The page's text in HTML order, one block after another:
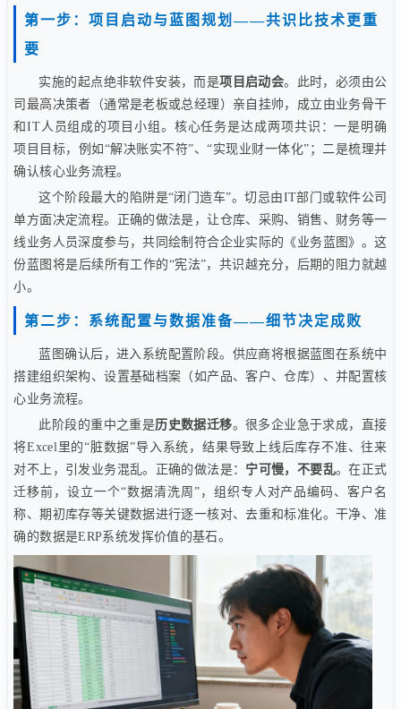
第一步：项目启动与蓝图规划——共识比技术更重
要
实施的起点绝非软件安装，而是项目启动会。此时，必须由公
司最高决策者（通常是老板或总经理）亲自挂帅，成立由业务骨干
和IT人员组成的项目小组。核心任务是达成两项共识：一是明确
项目目标，例如“解决账实不符”、“实现业财一体化”；二是梳理并
确认核心业务流程。
这个阶段最大的陷阱是“闭门造车”。切忌由IT部门或软件公司
单方面决定流程。正确的做法是，让仓库、采购、销售、财务等一
线业务人员深度参与，共同绘制符合企业实际的《业务蓝图》。这
份蓝图将是后续所有工作的“宪法”，共识越充分，后期的阻力就越
小。
第二步：系统配置与数据准备——细节决定成败
蓝图确认后，进入系统配置阶段。供应商将根据蓝图在系统中
搭建组织架构、设置基础档案（如产品、客户、仓库）、并配置核
心业务流程。
此阶段的重中之重是历史数据迁移。很多企业急于求成，直接
将Excel里的“脏数据”导入系统，结果导致上线后库存不准、往来
对不上，引发业务混乱。正确的做法是： 宁可慢，不要乱。在正式
迁移前，设立一个“数据清洗周”，组织专人对产品编码、客户名
称、期初库存等关键数据进行逐一核对、去重和标准化。干净、准
确的数据是ERP系统发挥价值的基石。